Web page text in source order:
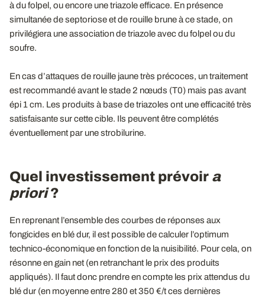
à du folpel, ou encore une triazole efficace. En présence
simultanée de septoriose et de rouille brune à ce stade, on
privilégiera une association de triazole avec du folpel ou du
soufre.
En cas d’attaques de rouille jaune très précoces, un traitement
est recommandé avant le stade 2 nœuds (T0) mais pas avant
épi 1 cm. Les produits à base de triazoles ont une efficacité très
satisfaisante sur cette cible. Ils peuvent être complétés
éventuellement par une strobilurine.
Quel investissement prévoir a
priori?
En reprenant l’ensemble des courbes de réponses aux
fongicides en blé dur, il est possible de calculer l’optimum
technico-économique en fonction de la nuisibilité. Pour cela, on
résonne en gain net (en retranchant le prix des produits
appliqués). Il faut donc prendre en compte les prix attendus du
blé dur (en moyenne entre 280 et 350 €/t ces dernières